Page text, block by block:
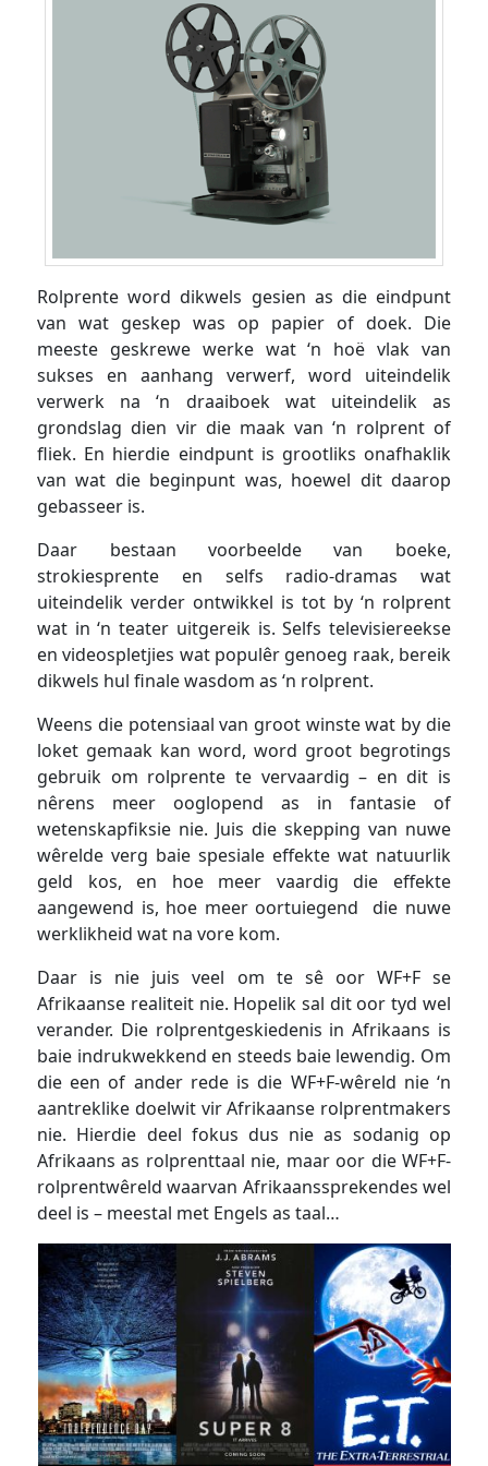
Rolprente word dikwels gesien as die eindpunt
van wat geskep was op papier of doek. Die
meeste geskrewe werke wat ‘n hoë vlak van
sukses en aanhang verwerf, word uiteindelik
verwerk na ‘n draaiboek wat uiteindelik as
grondslag dien vir die maak van ‘n rolprent of
fliek. En hierdie eindpunt is grootliks onafhaklik
van wat die beginpunt was, hoewel dit daarop
gebasseer is.
Daar bestaan voorbeelde van boeke,
strokiesprente en selfs radio-dramas wat
uiteindelik verder ontwikkel is tot by ‘n rolprent
wat in ‘n teater uitgereik is. Selfs televisiereekse
en videospletjies wat populêr genoeg raak, bereik
dikwels hul finale wasdom as ‘n rolprent.
Weens die potensiaal van groot winste wat by die
loket gemaak kan word, word groot begrotings
gebruik om rolprente te vervaardig – en dit is
nêrens meer ooglopend as in fantasie of
wetenskapfiksie nie. Juis die skepping van nuwe
wêrelde verg baie spesiale effekte wat natuurlik
geld kos, en hoe meer vaardig die effekte
aangewend is, hoe meer oortuiegend die nuwe
werklikheid wat na vore kom.
Daar is nie juis veel om te sê oor WF+F se
Afrikaanse realiteit nie. Hopelik sal dit oor tyd wel
verander. Die rolprentgeskiedenis in Afrikaans is
baie indrukwekkend en steeds baie lewendig. Om
die een of ander rede is die WF+F-wêreld nie ‘n
aantreklike doelwit vir Afrikaanse rolprentmakers
nie. Hierdie deel fokus dus nie as sodanig op
Afrikaans as rolprenttaal nie, maar oor die WF+F-
rolprentwêreld waarvan Afrikaanssprekendes wel
deel is – meestal met Engels as taal…